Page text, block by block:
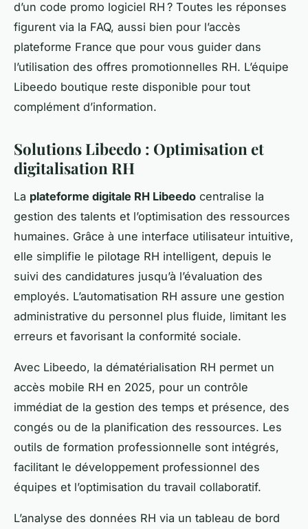
d’un code promo logiciel RH ? Toutes les réponses
figurent via la FAQ, aussi bien pour l’accès
plateforme France que pour vous guider dans
l’utilisation des offres promotionnelles RH. L’équipe
Libeedo boutique reste disponible pour tout
complément d’information.
Solutions Libeedo : Optimisation et
digitalisation RH
La plateforme digitale RH Libeedo centralise la
gestion des talents et l’optimisation des ressources
humaines. Grâce à une interface utilisateur intuitive,
elle simplifie le pilotage RH intelligent, depuis le
suivi des candidatures jusqu’à l’évaluation des
employés. L’automatisation RH assure une gestion
administrative du personnel plus fluide, limitant les
erreurs et favorisant la conformité sociale.
Avec Libeedo, la dématérialisation RH permet un
accès mobile RH en 2025, pour un contrôle
immédiat de la gestion des temps et présence, des
congés ou de la planification des ressources. Les
outils de formation professionnelle sont intégrés,
facilitant le développement professionnel des
équipes et l’optimisation du travail collaboratif.
L’analyse des données RH via un tableau de bord